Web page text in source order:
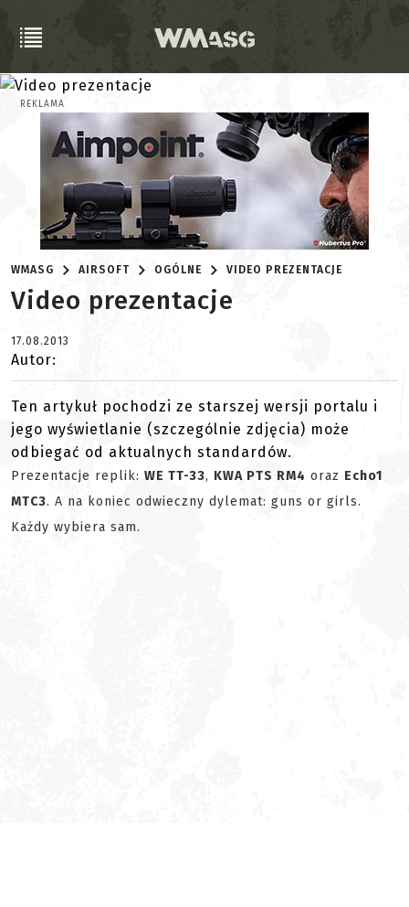
REKLAMA
WMASG AIRSOFT OGÓLNE VIDEO PREZENTACJE
Video prezentacje
17.08.2013
Autor:
Ten artykuł pochodzi ze starszej wersji portalu i
jego wyświetlanie (szczególnie zdjęcia) może
odbiegać od aktualnych standardów.
Prezentacje replik: WE TT-33, KWA PTS RM4 oraz Echo1
MTC3. A na koniec odwieczny dylemat: guns or girls.
Każdy wybiera sam.